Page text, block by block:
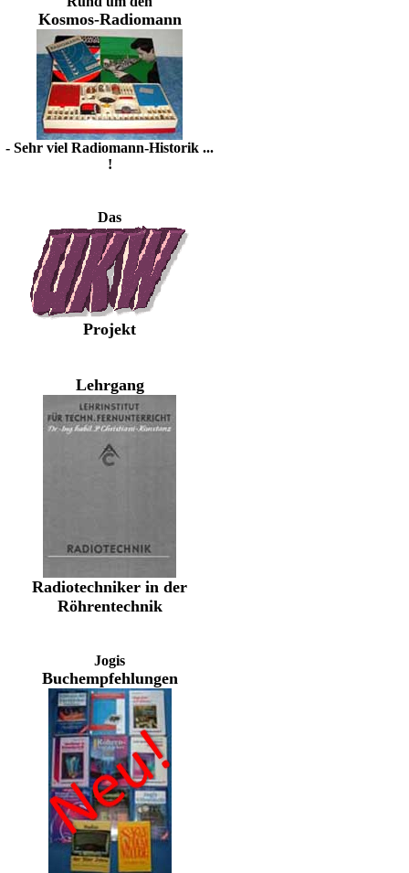
Kosmos-Radiomann
- Sehr viel Radiomann-Historik ...
!
Das
Projekt
Lehrgang
Radiotechniker in der
Röhrentechnik
Jogis
Buchempfehlungen